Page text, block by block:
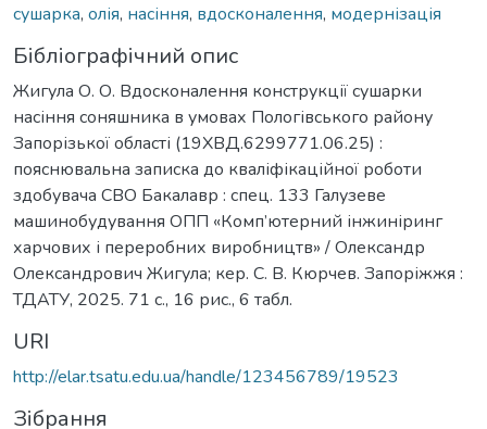
сушарка, олія, насіння, вдосконалення, модернізація
Бібліографічний опис
Жигула О. О. Вдосконалення конструкції сушарки
насіння соняшника в умовах Пологівського району
Запорізької області (19ХВД.6299771.06.25) :
пояснювальна записка до кваліфікаційної роботи
здобувача СВО Бакалавр : спец. 133 Галузеве
машинобудування ОПП «Комп’ютерний інжиніринг
харчових і переробних виробництв» / Олександр
Олександрович Жигула; кер. С. В. Кюрчев. Запоріжжя :
ТДАТУ, 2025. 71 с., 16 рис., 6 табл.
URI
http://elar.tsatu.edu.ua/handle/123456789/19523
Зібрання